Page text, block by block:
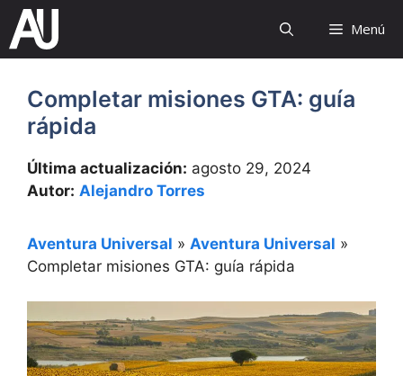
Saltar
contenido
Menú
Completar misiones GTA: guía
rápida
Última actualización: agosto 29, 2024
Autor: Alejandro Torres
Aventura Universal » Aventura Universal »
Completar misiones GTA: guía rápida